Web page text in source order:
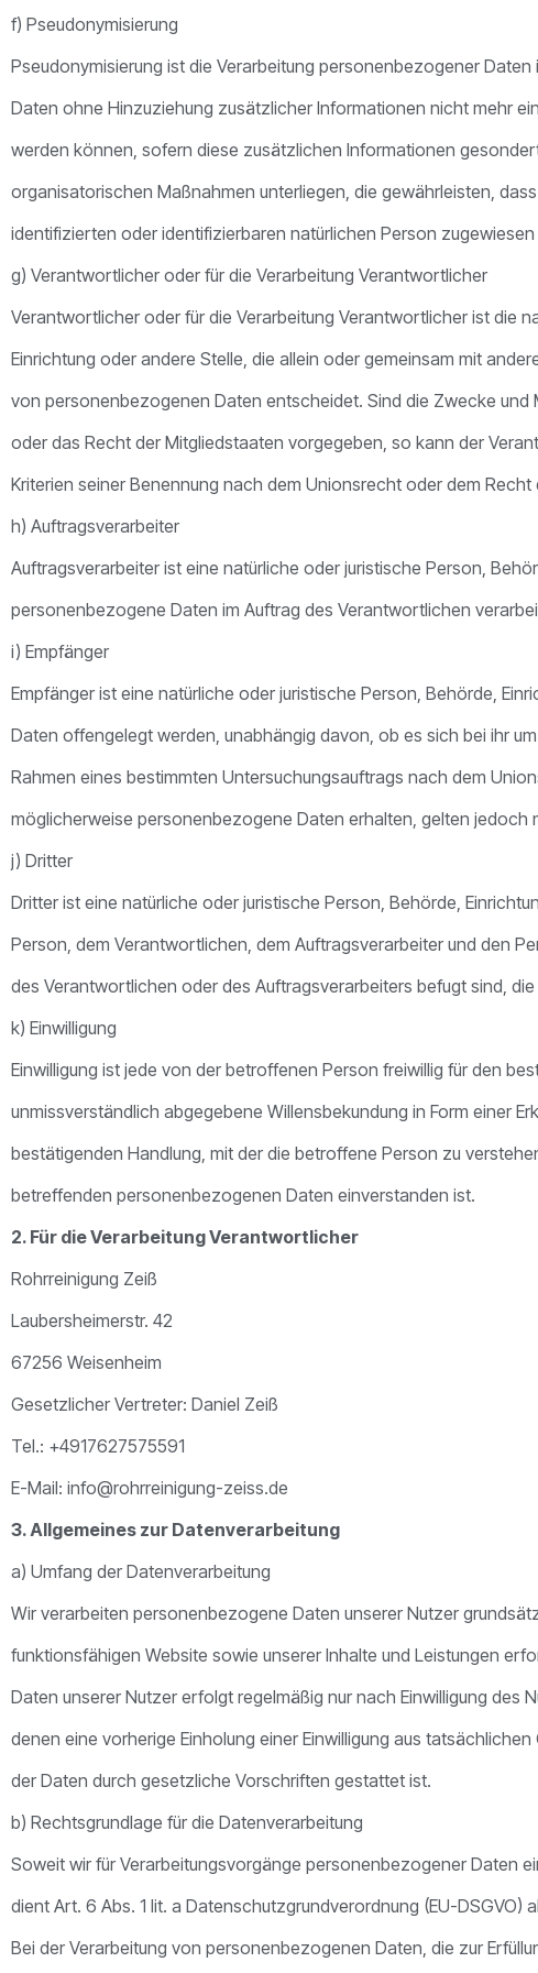
f) Pseudonymisierung
Pseudonymisierung ist die Verarbeitung personenbezogener
Daten ohne Hinzuziehung zusätzlicher Informationen nicht mehr
werden können, sofern diese zusätzlichen Informationen
organisatorischen Maßnahmen unterliegen, die gewährleisten,
identifizierten oder identifizierbaren natürlichen Person
g) Verantwortlicher oder für die Verarbeitung Verantwortlicher
Verantwortlicher oder für die Verarbeitung Verantwortlicher ist die
Einrichtung oder andere Stelle, die allein oder gemeinsam mit
von personenbezogenen Daten entscheidet. Sind die Zwecke und
oder das Recht der Mitgliedstaaten vorgegeben, so kann der
Kriterien seiner Benennung nach dem Unionsrecht oder dem
h) Auftragsverarbeiter
Auftragsverarbeiter ist eine natürliche oder juristische Person,
personenbezogene Daten im Auftrag des Verantwortlichen
i) Empfänger
Empfänger ist eine natürliche oder juristische Person, Behörde,
Daten offengelegt werden, unabhängig davon, ob es sich bei ihr
Rahmen eines bestimmten Untersuchungsauftrags nach dem
möglicherweise personenbezogene Daten erhalten, gelten jedoch
j) Dritter
Dritter ist eine natürliche oder juristische Person, Behörde,
Person, dem Verantwortlichen, dem Auftragsverarbeiter und den
des Verantwortlichen oder des Auftragsverarbeiters befugt sind,
k) Einwilligung
Einwilligung ist jede von der betroffenen Person freiwillig für den
unmissverständlich abgegebene Willensbekundung in Form einer
bestätigenden Handlung, mit der die betroffene Person zu
betreffenden personenbezogenen Daten einverstanden ist.
2. Für die Verarbeitung Verantwortlicher
Rohrreinigung Zeiß
Laubersheimerstr. 42
67256 Weisenheim
Gesetzlicher Vertreter: Daniel Zeiß
Tel.: +4917627575591
E-Mail: info@rohrreinigung-zeiss.de
3. Allgemeines zur Datenverarbeitung
a) Umfang der Datenverarbeitung
Wir verarbeiten personenbezogene Daten unserer Nutzer
funktionsfähigen Website sowie unserer Inhalte und Leistungen
Daten unserer Nutzer erfolgt regelmäßig nur nach Einwilligung des
denen eine vorherige Einholung einer Einwilligung aus
der Daten durch gesetzliche Vorschriften gestattet ist.
b) Rechtsgrundlage für die Datenverarbeitung
Soweit wir für Verarbeitungsvorgänge personenbezogener Daten
dient Art. 6 Abs. 1 lit. a Datenschutzgrundverordnung (EU-DSGVO)
Bei der Verarbeitung von personenbezogenen Daten, die zur